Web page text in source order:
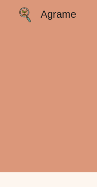
Agrame